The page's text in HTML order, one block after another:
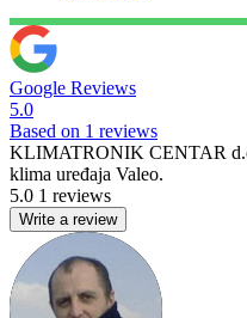
Google Reviews
5.0
Based on 1 reviews
KLIMATRONIK CENTAR
klima uređaja Valeo.
5.0 1 reviews
Write a review